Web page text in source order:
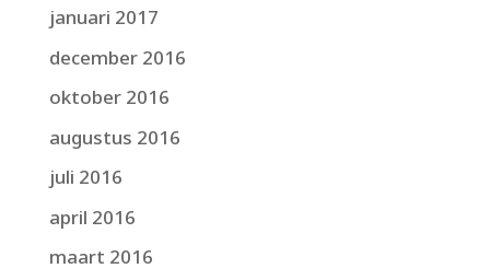
januari 2017
december 2016
oktober 2016
augustus 2016
juli 2016
april 2016
maart 2016